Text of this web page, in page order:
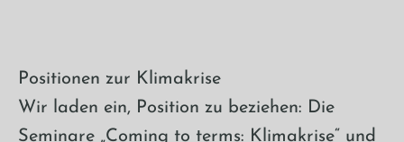
Positionen zur Klimakrise
Wir laden ein, Position zu beziehen: Die
Seminare „Coming to terms: Klimakrise“ und